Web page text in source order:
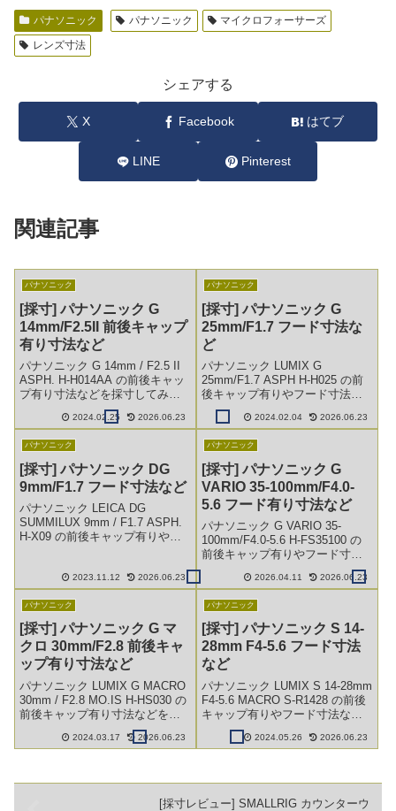
パナソニック パナソニック
マイクロフォーサーズ
レンズ寸法
シェアする
X Facebook はてブ
LINE Pinterest
関連記事
パナソニック
[採寸] パナソニック G
14mm/F2.5II 前後キャップ
有り寸法など
パナソニック G 14mm / F2.5 II
ASPH. H-H014AA の前後キャッ
プ有り寸法などを採寸してみま
した。これで収納サイズがわか
り、別途採寸したカメラ寸法と
もできます。
2024.02.25 2026.06.23
パナソニック
[採寸] パナソニック G
25mm/F1.7 フード寸法な
ど
パナソニック LUMIX G
25mm/F1.7 ASPH H-H025 の前
後キャップ有りやフード寸法な
どを採寸してみました。これで
収納サイズがわかり、別途採寸
装着時の寸法計算もできます。
2024.02.04 2026.06.23
パナソニック
[採寸] パナソニック DG
9mm/F1.7 フード寸法など
パナソニック LEICA DG
SUMMILUX 9mm / F1.7 ASPH.
H-X09 の前後キャップ有りやフ
り、別途採寸したカメラ寸法と
合わせれば、装着時の寸法計算
もできます。
2023.11.12 2026.06.23
パナソニック
[採寸] パナソニック G
VARIO 35-100mm/F4.0-
5.6 フード有り寸法など
パナソニック G VARIO 35-
100mm/F4.0-5.6 H-FS35100 の
前後キャップ有りやフード寸法
などを採寸してみました。これ
で収納サイズがわかり、別途採
ば、装着時の寸法計算もできま
す。
2026.04.11 2026.06.23
パナソニック
[採寸] パナソニック G マ
クロ 30mm/F2.8 前後キャ
ップ有り寸法など
パナソニック LUMIX G MACRO
30mm / F2.8 MO.IS H-HS030 の
前後キャップ有り寸法などを採
寸してみました。これで収納サ
イズがわかり、別途採寸したカ
2024.03.17 2026.06.23
パナソニック
[採寸] パナソニック S 14-
28mm F4-5.6 フード寸法
など
パナソニック LUMIX S 14-28mm
F4-5.6 MACRO S-R1428 の前後
キャップ有りやフード寸法など
を採寸してみました。これで収
納サイズがわかり、別途採寸し
2024.05.26 2026.06.23
[採寸レビュー] SMALLRIG カウンターウ